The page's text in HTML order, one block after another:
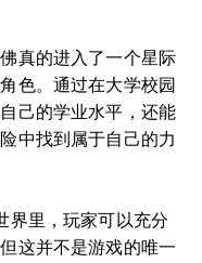
真的进入了一个星际
色。通过在大学校园
己的学业水平，还能
中找到属于自己的力
界里，玩家可以充分
这并不是游戏的唯一